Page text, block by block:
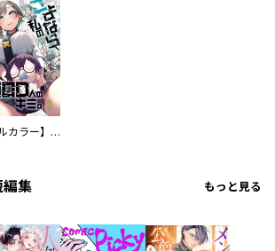
【フルカラー】さよなら、私の大好きな１０００人のキミ。
編集 もっと見る